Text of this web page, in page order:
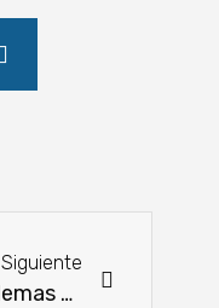
Siguiente
Problemas en la navegación siguen impactando en los envíos de soja